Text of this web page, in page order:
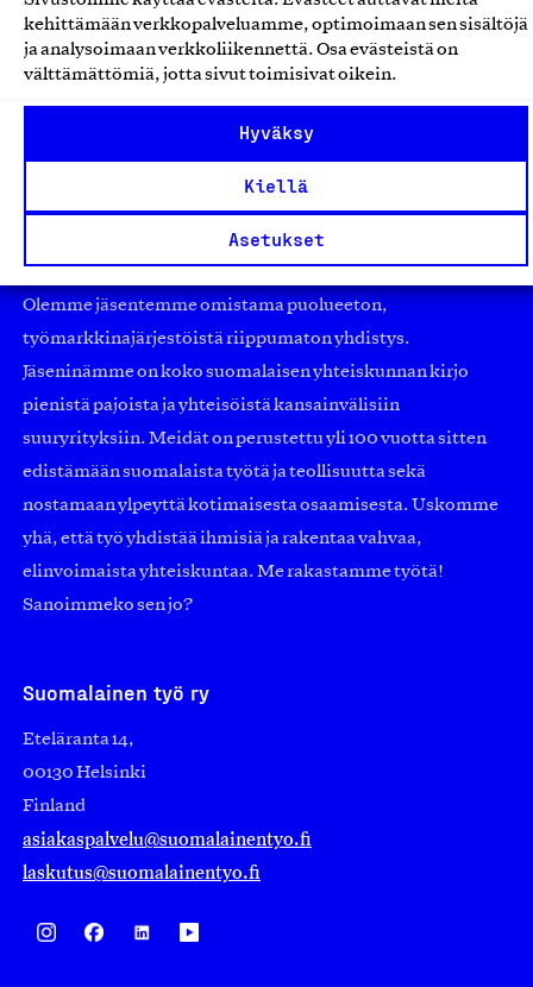
kehittämään verkkopalveluamme, optimoimaan sen sisältöjä
ja analysoimaan verkkoliikennettä. Osa evästeistä on
välttämättömiä, jotta sivut toimisivat oikein.
Hyväksy
Kiellä
Asetukset
Talot, rakennukset ja talopaketit
Olemme jäsentemme omistama puolueeton,
työmarkkinajärjestöistä riippumaton yhdistys.
Jäseninämme on koko suomalaisen yhteiskunnan kirjo
pienistä pajoista ja yhteisöistä kansainvälisiin
suuryrityksiin. Meidät on perustettu yli 100 vuotta sitten
edistämään suomalaista työtä ja teollisuutta sekä
nostamaan ylpeyttä kotimaisesta osaamisesta. Uskomme
yhä, että työ yhdistää ihmisiä ja rakentaa vahvaa,
elinvoimaista yhteiskuntaa. Me rakastamme työtä!
Sanoimmeko sen jo?
Suomalainen työ ry
Eteläranta 14,
00130 Helsinki
Finland
asiakaspalvelu@suomalainentyo.fi
laskutus@suomalainentyo.fi